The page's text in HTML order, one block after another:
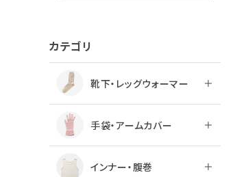
カテゴリ
靴下・レッグウォーマー
手袋・アームカバー
インナー・腹巻